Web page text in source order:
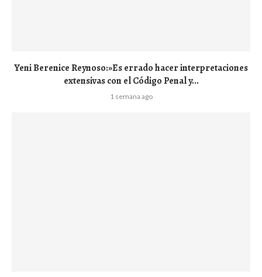
Yeni Berenice Reynoso:»Es errado hacer interpretaciones
extensivas con el Código Penal y...
1 semana ago